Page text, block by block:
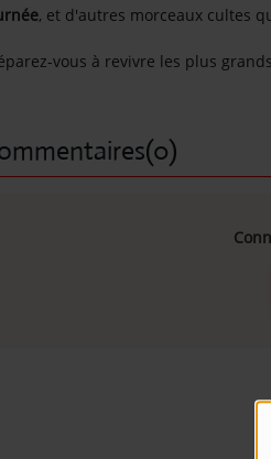
, et d'autres morceaux cultes
vous à revivre les plus
Retrouvez nos